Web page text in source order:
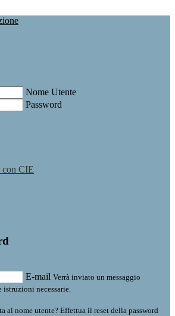
Nome Utente
Password
con CIE
E-mail Verrà inviato un messaggio
necessarie.
al nome utente? Effettua il reset della password